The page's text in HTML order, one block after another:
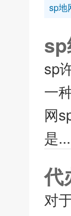
sp地
sp
sp
一
网
是...
代
对